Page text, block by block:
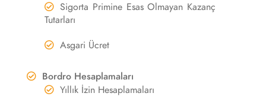
Sigorta Primine Esas Olmayan Kazanç
Tutarları
Asgari Ücret
Bordro Hesaplamaları
Yıllık İzin Hesaplamaları